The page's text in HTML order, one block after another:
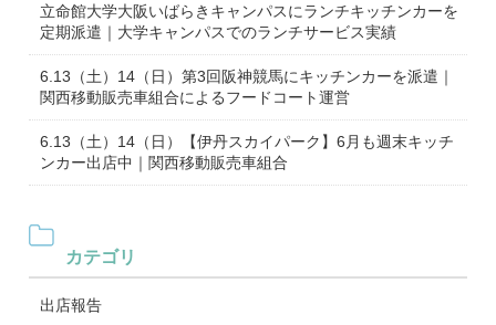
立命館大学大阪いばらきキャンパスにランチキッチンカーを
定期派遣｜大学キャンパスでのランチサービス実績
6.13（土）14（日）第3回阪神競馬にキッチンカーを派遣｜
関西移動販売車組合によるフードコート運営
6.13（土）14（日）【伊丹スカイパーク】6月も週末キッチ
ンカー出店中｜関西移動販売車組合
カテゴリ
出店報告